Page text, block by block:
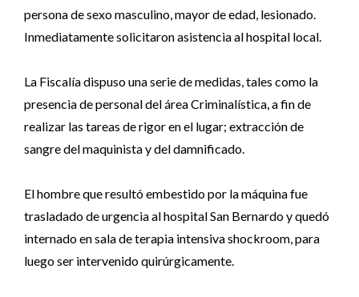
persona de sexo masculino, mayor de edad, lesionado.
Inmediatamente solicitaron asistencia al hospital local.
La Fiscalía dispuso una serie de medidas, tales como la
presencia de personal del área Criminalística, a fin de
realizar las tareas de rigor en el lugar; extracción de
sangre del maquinista y del damnificado.
El hombre que resultó embestido por la máquina fue
trasladado de urgencia al hospital San Bernardo y quedó
internado en sala de terapia intensiva shockroom, para
luego ser intervenido quirúrgicamente.